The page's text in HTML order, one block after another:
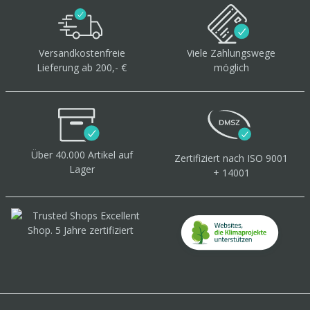
Versandkostenfreie
Lieferung ab 200,- €
Viele Zahlungswege
möglich
Über 40.000 Artikel auf
Lager
Zertifiziert nach ISO 9001
+ 14001